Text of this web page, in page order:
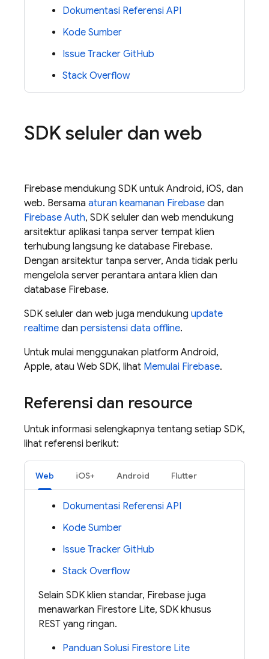
Dokumentasi Referensi API
Kode Sumber
Issue Tracker GitHub
Stack Overflow
SDK seluler dan web
Firebase mendukung SDK untuk Android, iOS, dan
web. Bersama aturan keamanan Firebase dan
Firebase Auth, SDK seluler dan web mendukung
arsitektur aplikasi tanpa server tempat klien
terhubung langsung ke database Firebase.
Dengan arsitektur tanpa server, Anda tidak perlu
mengelola server perantara antara klien dan
database Firebase.
SDK seluler dan web juga mendukung update
realtime dan persistensi data offline.
Untuk mulai menggunakan platform Android,
Apple, atau Web SDK, lihat Memulai Firebase.
Referensi dan resource
Untuk informasi selengkapnya tentang setiap SDK,
lihat referensi berikut:
Web iOS+ Android Flutter
Dokumentasi Referensi API
Kode Sumber
Issue Tracker GitHub
Stack Overflow
Selain SDK klien standar, Firebase juga
menawarkan Firestore Lite, SDK khusus
REST yang ringan.
Panduan Solusi Firestore Lite